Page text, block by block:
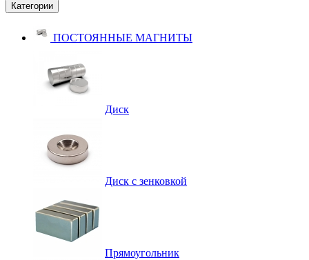
Категории
ПОСТОЯННЫЕ МАГНИТЫ
Диск
Диск с зенковкой
Прямоугольник